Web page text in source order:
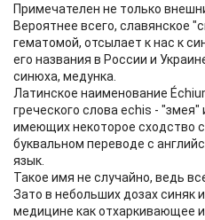
Примечателен не только
Вероятнее всего, славянское
гематомой, отсылает к нас к
его названия в России и
синюха, медунка.
Латинское наименование
греческого слова echis -
имеющих некоторое сходство
буквальном переводе с
язык.
Такое имя не случайно, ведь
Зато в небольших дозах синяк
медицине как отхаркивающее